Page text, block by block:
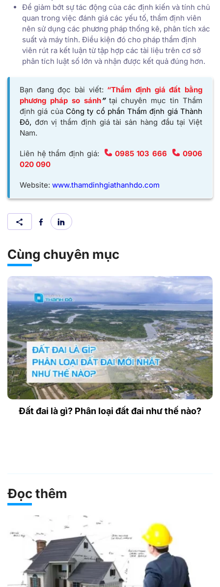
Để giảm bớt sự tác động của các định kiến và tính chủ
quan trong việc đánh giá các yếu tố, thẩm định viên
nên sử dụng các phương pháp thống kê, phân tích xác
suất và máy tính. Điều kiện đó cho pháp thẩm định
viên rút ra kết luận từ tập hợp các tài liệu trên cơ sở
phân tích luật số lớn và nhận được kết quả đúng hơn.
Bạn đang đọc bài viết: “Thẩm định giá đất bằng
phương pháp so sánh”tại chuyên mục tin Thẩm
định giá của Công ty cổ phần Thẩm định giá Thành
Đô, đơn vị thẩm định giá tài sản hàng đầu tại Việt
Nam.
Liên hệ thẩm định giá: 0985 103 666
0906
020 090
Website: www.thamdinhgiathanhdo.com
Cùng chuyên mục
Đất đai là gì? Phân loại đất đai như thế nào?
Đọc thêm